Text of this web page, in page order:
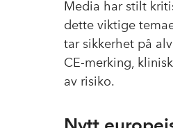
Media har stilt
dette viktige
tar sikkerhet på
CE-merking,
av risiko.